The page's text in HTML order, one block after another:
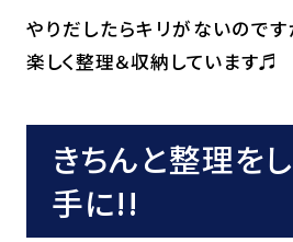
やりだしたらキリがないので
楽しく整理＆収納しています♬
きちんと整理を
手に!!